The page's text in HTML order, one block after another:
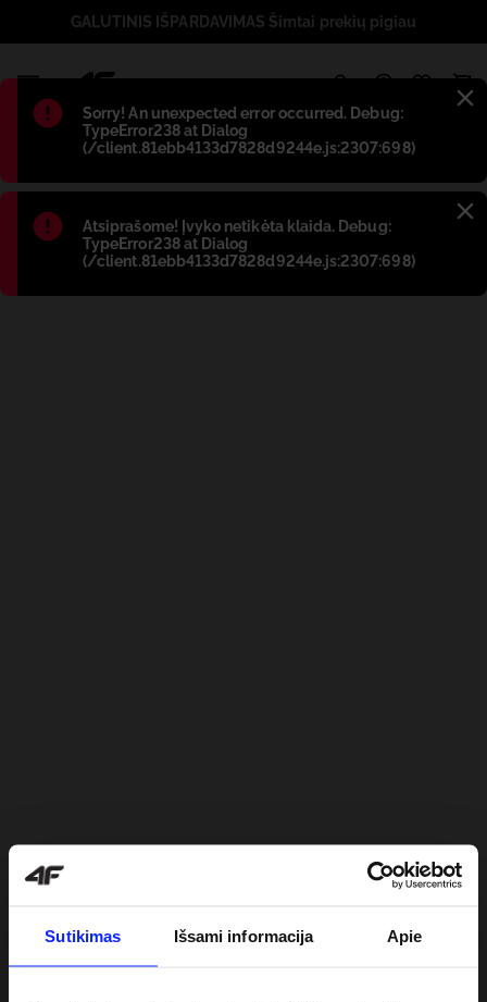
Sutikimas Išsami informacija Apie
Błąd:
Sorry! An unexpected error occurred. Debug:
TypeError238 at Dialog
(/client.81ebb4133d7828d9244e.js:2307:698)
Błąd:
Atsiprašome! Įvyko netikėta klaida. Debug:
TypeError238 at Dialog
(/client.81ebb4133d7828d9244e.js:2307:698)
GALUTINIS IŠPARDAVIMAS Šimtai prekių pigiau